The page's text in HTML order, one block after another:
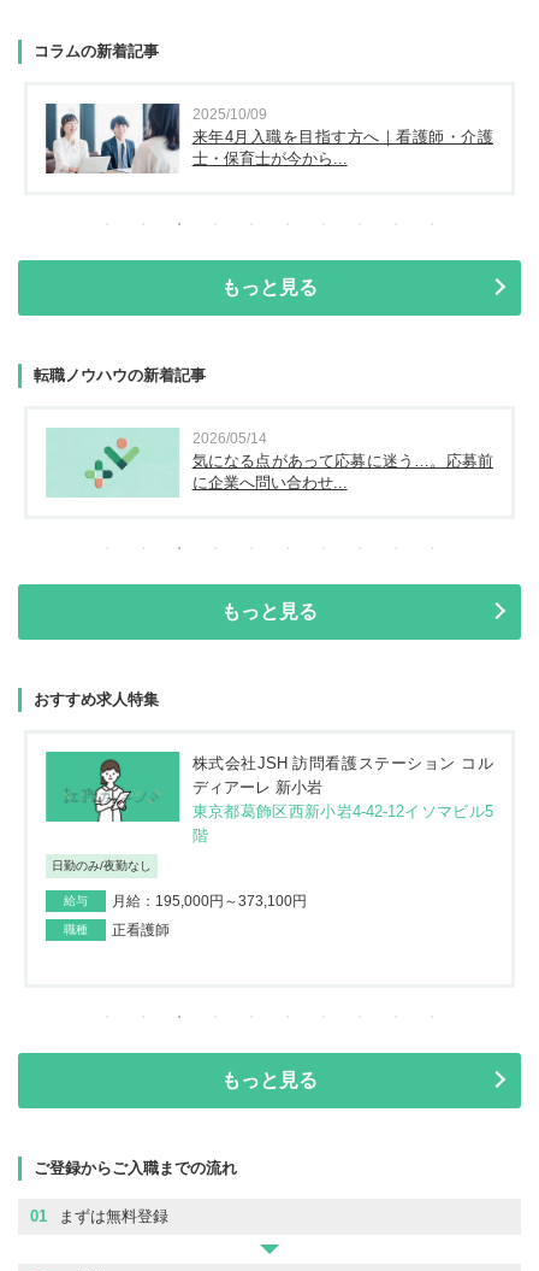
コラムの新着記事
2025/10/09
来年4月入職を目指す方へ｜看護師・介護
士・保育士が今から...
もっと見る
転職ノウハウの新着記事
2026/05/14
気になる点があって応募に迷う…。応募前
に企業へ問い合わせ...
もっと見る
おすすめ求人特集
株式会社JSH 訪問看護ステーション コル
ディアーレ 新小岩
東京都葛飾区西新小岩4-42-12イソマビル5
階
日勤のみ/夜勤なし
給与 月給：195,000円～373,100円
職種 正看護師
もっと見る
ご登録からご入職までの流れ
01 まずは無料登録